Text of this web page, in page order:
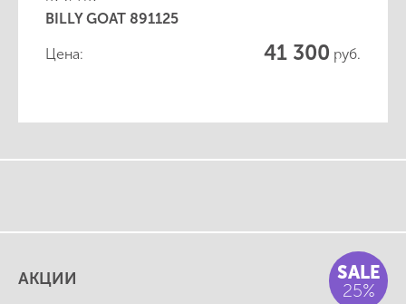
BILLY GOAT 891125
Цена: 41 300 руб.
АКЦИИ
SALE
25%